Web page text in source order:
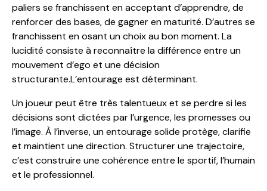
paliers se franchissent en acceptant d’apprendre, de
renforcer des bases, de gagner en maturité. D’autres se
franchissent en osant un choix au bon moment. La
lucidité consiste à reconnaître la différence entre un
mouvement d’ego et une décision
structurante.L’entourage est déterminant.
Un joueur peut être très talentueux et se perdre si les
décisions sont dictées par l’urgence, les promesses ou
l’image. À l’inverse, un entourage solide protège, clarifie
et maintient une direction. Structurer une trajectoire,
c’est construire une cohérence entre le sportif, l’humain
et le professionnel.